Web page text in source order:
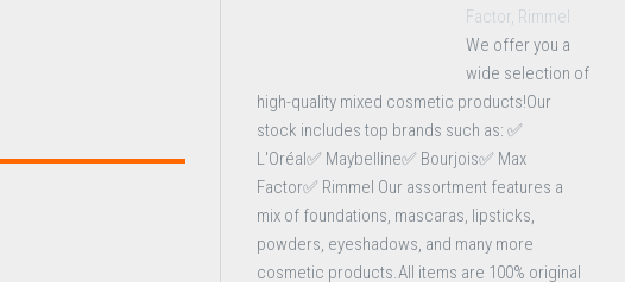
Factor, Rimmel
We offer you a
wide selection of
high-quality mixed cosmetic products!Our
stock includes top brands such as: ✅
L'Oréal✅ Maybelline✅ Bourjois✅ Max
Factor✅ Rimmel Our assortment features a
mix of foundations, mascaras, lipsticks,
powders, eyeshadows, and many more
cosmetic products.All items are 100% original